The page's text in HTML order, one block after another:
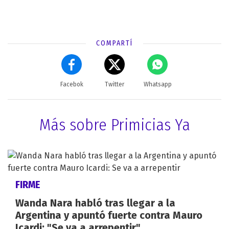
COMPARTÍ
Facebok Twitter Whatsapp
Más sobre Primicias Ya
FIRME
Wanda Nara habló tras llegar a la
Argentina y apuntó fuerte contra Mauro